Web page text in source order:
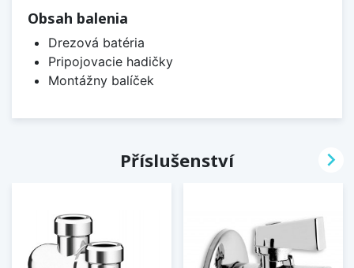
Obsah balenia
Drezová batéria
Pripojovacie hadičky
Montážny balíček
Příslušenství 